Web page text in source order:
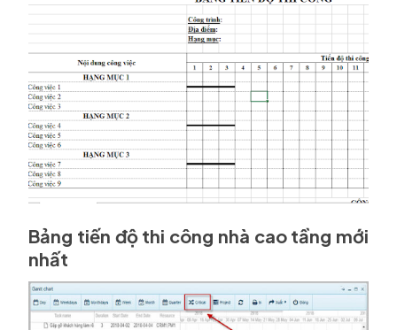
công trình dân dụng là:
Tổng thể khối lượng của công trình
Phương pháp và máy móc, thiết bị thực hiện
Kế hoạch cung ứng nhiên liệu, nguyên liệu và
máy móc